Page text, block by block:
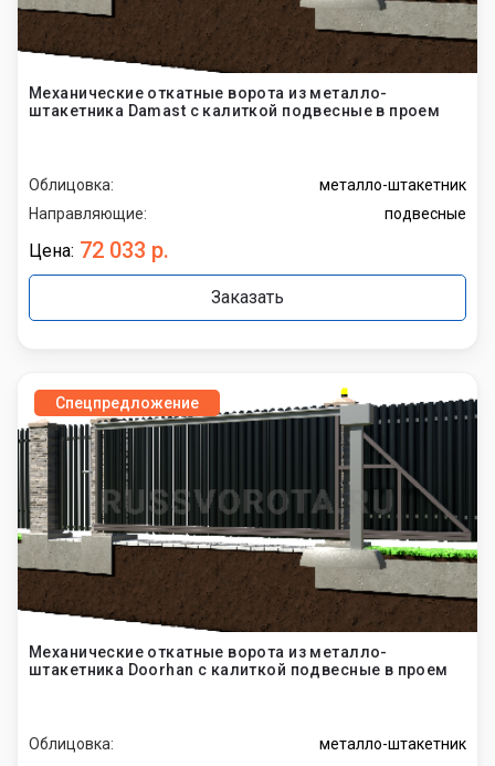
Механические откатные ворота из металло-
штакетника Damast с калиткой подвесные в проем
Облицовка:
металло-штакетник
Направляющие:
подвесные
Цена: 72 033 р.
Заказать
Спецпредложение
Механические откатные ворота из металло-
штакетника Doorhan с калиткой подвесные в проем
Облицовка:
металло-штакетник